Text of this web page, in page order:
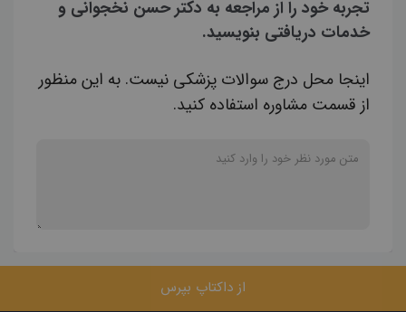
تجربه خود را از مراجعه به دکتر حسن نخجوانی و
خدمات دریافتی بنویسید.
اینجا محل درج سوالات پزشکی نیست. به این منظور
از قسمت مشاوره استفاده کنید.
از داکتاپ بپرس